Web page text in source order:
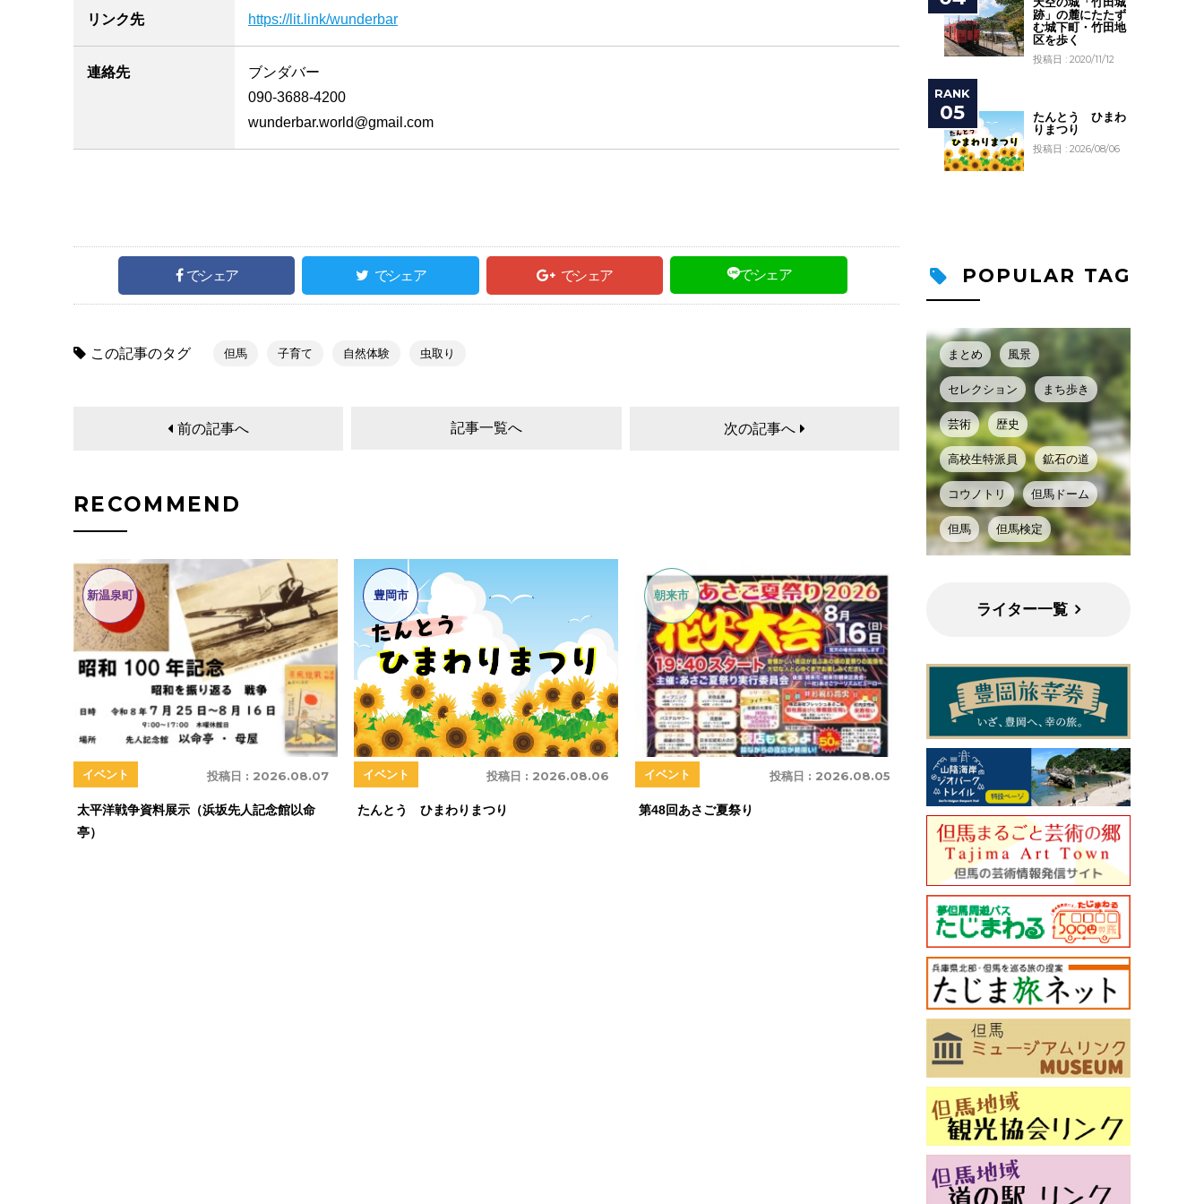
リンク先 https://lit.link/wunderbar
連絡先
ブンダバー
090-3688-4200
wunderbar.world@gmail.com
でシェア でシェア でシェア でシェア
この記事のタグ 但馬 子育て 自然体験 虫取り
前の記事へ 記事一覧へ 次の記事へ
RECOMMEND
新温泉町
投稿日 : 2026.08.07
イベント
太平洋戦争資料展示（浜坂先人記念館以命
亭）
豊岡市
投稿日 : 2026.08.06
イベント
たんとう ひまわりまつり
朝来市
投稿日 : 2026.08.05
イベント
第48回あさご夏祭り
跡」の麓にたたず
む城下町・竹田地
区を歩く
投稿日 : 2020/11/12
たんとう ひまわ
りまつり
投稿日 : 2026/08/06
POPULAR TAG
まとめ 風景
セレクション まち歩き
芸術 歴史
高校生特派員 鉱石の道
コウノトリ 但馬ドーム
但馬 但馬検定
ライター一覧